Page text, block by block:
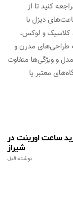
کنید تا از
دیزل با
کلاسیک و لوکس،
طراحی‌های مدرن و
و ویژگی‌ها متفاوت
معتبر یا
ساعت‌ اورینت در
شیراز
نوشته قبل